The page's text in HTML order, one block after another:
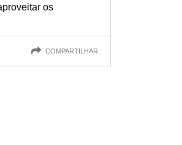
os
COMPARTILHAR